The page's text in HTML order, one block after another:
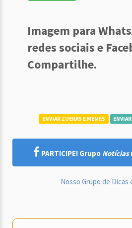
Imagem para
redes sociais e
Compartilhe.
ENVIAR ZUERAS E MEMES
PARTICIPE! Grupo Notícias
Nosso Grupo de Dicas